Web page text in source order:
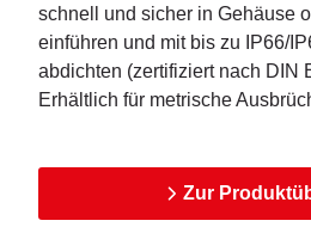
schnell und sicher in Gehäuse
einführen und mit bis zu IP66/
abdichten (zertifiziert nach DIN
Erhältlich für metrische
Zur